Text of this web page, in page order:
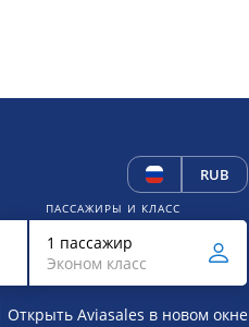
RUB
ПАССАЖИРЫ И КЛАСС
1 пассажир
Эконом класс
Открыть Aviasales в новом окне